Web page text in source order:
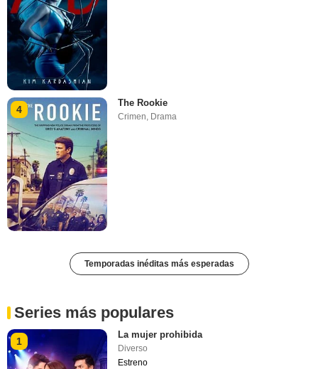
4
The Rookie
Crimen Drama
Temporadas inéditas más esperadas
Series más populares
1
La mujer prohibida
Diverso
Estreno